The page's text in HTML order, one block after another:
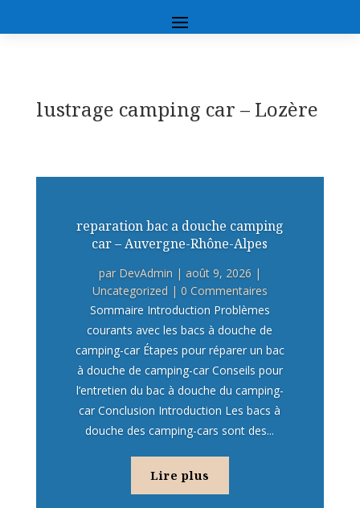
lustrage camping car – Lozère
reparation bac a douche camping
car – Auvergne-Rhône-Alpes
par DevAdmin | août 9, 2026 |
Uncategorized | 0 Commentaires
Sommaire Introduction Problèmes
courants avec les bacs à douche de
camping-car Étapes pour réparer un bac
à douche de camping-car Conseils pour
l’entretien du bac à douche du camping-
car Conclusion Introduction Les bacs à
douche des camping-cars sont des...
Lire plus